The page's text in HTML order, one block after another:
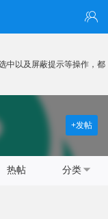
中以及屏蔽提示等操作，都
+发帖
热帖 分类